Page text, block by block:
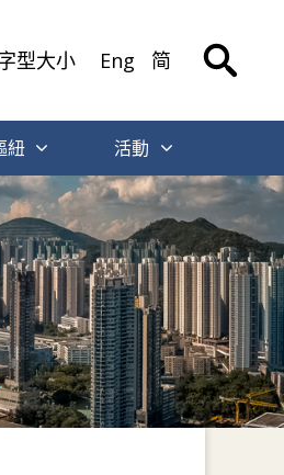
型大小 Eng 简
紐 活動